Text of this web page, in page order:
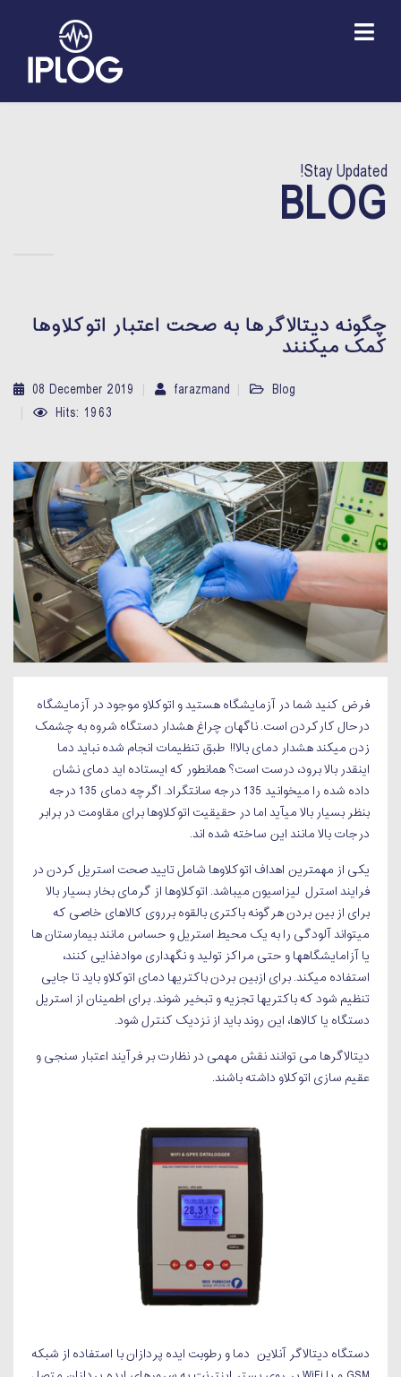
Stay Updated!
BLOG
چگونه دیتالاگرها به صحت اعتبار اتوکلاوها
کمک میکنند
08 December 2019 farazmand
Blog
Hits: 1963
فرض کنید شما در آزمایشگاه هستید و اتوکلاو موجود در آزمایشگاه
درحال کارکردن است. ناگهان چراغ هشدار دستگاه شروه به چشمک
زدن میکند هشدار دمای بالا!! طبق تنظیمات انجام شده نباید دما
اینقدر بالا برود، درست است؟ همانطور که ایستاده اید دمای نشان
داده شده را میخوانید 135 درجه سانتگراد. اگرچه دمای 135 درجه
بنظر بسیار بالا میآید اما در حقیقیت اتوکلاوها برای مقاومت در برابر
درجات بالا مانند این ساخته شده اند.
یکی از مهمترین اهداف اتوکلاوها شامل تایید صحت استریل کردن در
فرایند استرل لیزاسیون میباشد. اتوکلاوها از گرمای بخار بسیار بالا
برای از بین بردن هرگونه باکتری بالقوه برروی کالاهای خاصی که
میتواند آلودگی را به یک محیط استریل و حساس مانند بیمارستان ها
یا آزامایشگاهها و حتی مراکز تولید و نگهداری موادغذایی کنند،
استفاده میکند. برای ازبین بردن باکتریها دمای اتوکلاو باید تا جایی
تنظیم شود که باکتریها تجزیه و تبخیر شوند. برای اطمینان از استریل
دستگاه یا کالاها، این روند باید از نزدیک کنترل شود.
دیتالاگرها می توانند نقش مهمی در نظارت بر فرآیند اعتبار سنجی و
عقیم سازی اتوکلاو داشته باشند.
دستگاه دیتالاگر آنلاین دما و رطوبت ایده پردازان با استفاده از شبکه